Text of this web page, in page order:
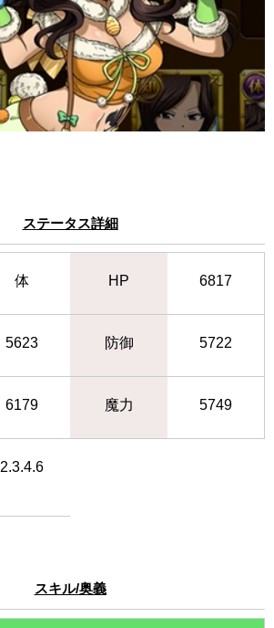
ステータス詳細
体 HP 6817
5623 防御 5722
6179 魔力 5749
2.3.4.6
スキル/奥義